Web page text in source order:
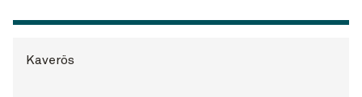
Kaverös